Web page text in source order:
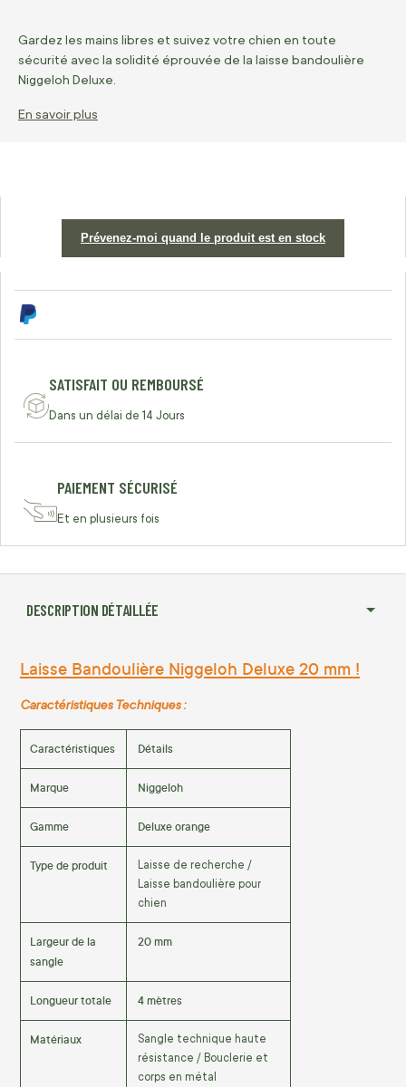
Gardez les mains libres et suivez votre chien en toute
sécurité avec la solidité éprouvée de la laisse bandoulière
Niggeloh Deluxe.
En savoir plus
Prévenez-moi quand le produit est en stock
SATISFAIT OU REMBOURSÉ
Dans un délai de 14 Jours
PAIEMENT SÉCURISÉ
Et en plusieurs fois
DESCRIPTION DÉTAILLÉE
Laisse Bandoulière Niggeloh Deluxe 20 mm !
Caractéristiques Techniques :
Caractéristiques Détails
Marque Niggeloh
Gamme Deluxe orange
Type de produit
Laisse de recherche /
Laisse bandoulière pour
chien
Largeur de la
sangle
20 mm
Longueur totale 4 mètres
Matériaux
Sangle technique haute
résistance / Bouclerie et
corps en métal